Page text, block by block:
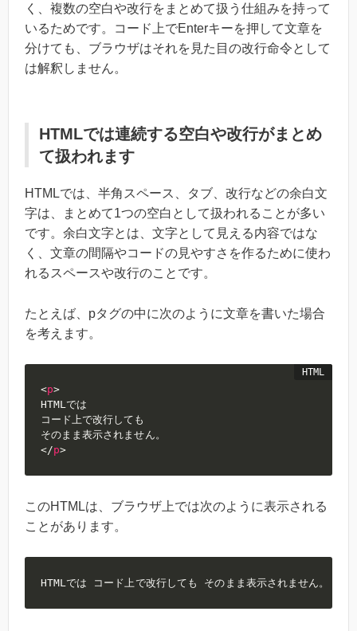
く、複数の空白や改行をまとめて扱う仕組みを持って
いるためです。コード上でEnterキーを押して文章を
分けても、ブラウザはそれを見た目の改行命令として
は解釈しません。
HTMLでは連続する空白や改行がまとめ
て扱われます
HTMLでは、半角スペース、タブ、改行などの余白文
字は、まとめて1つの空白として扱われることが多い
です。余白文字とは、文字として見える内容ではな
く、文章の間隔やコードの見やすさを作るために使わ
れるスペースや改行のことです。
たとえば、pタグの中に次のように文章を書いた場合
を考えます。
<p>
HTMLでは
コード上で改行しても
</p>
このHTMLは、ブラウザ上では次のように表示される
ことがあります。
HTMLでは コード上で改行しても そのまま表示されません。